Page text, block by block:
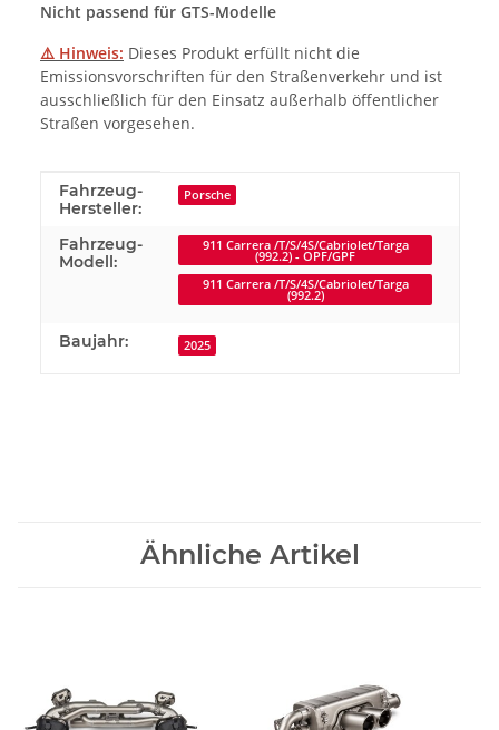
Nicht passend für GTS-Modelle
⚠️ Hinweis: Dieses Produkt erfüllt nicht die
Emissionsvorschriften für den Straßenverkehr und ist
ausschließlich für den Einsatz außerhalb öffentlicher
Straßen vorgesehen.
Produkteigenschaft
Wert
Fahrzeug-
Hersteller:
Porsche
Fahrzeug-
Modell:
911 Carrera /T/S/4S/Cabriolet/Targa
(992.2) - OPF/GPF
911 Carrera /T/S/4S/Cabriolet/Targa
(992.2)
Baujahr: 2025
Ähnliche Artikel